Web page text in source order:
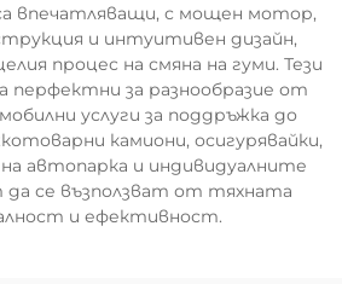
впечатляващи, с мощен мотор,
и интуитивен дизайн,
процес на смяна на гуми. Тези
перфектни за разнообразие от
услуги за поддръжка до
камиони, осигурявайки,
автопарка и индивидуалните
се възползват от тяхната
и ефективност.